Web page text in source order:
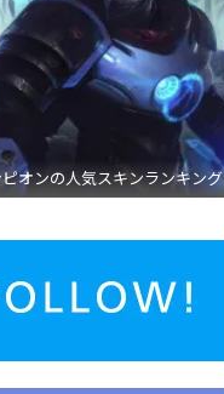
ピオンの人気スキンランキング